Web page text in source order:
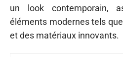
un look contemporain,
éléments modernes tels
et des matériaux innovants.